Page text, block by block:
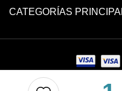
CATEGORÍAS
Copyright